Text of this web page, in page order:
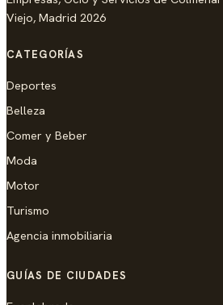
Viejo, Madrid 2026
CATEGORÍAS
Deportes
Belleza
Comer y Beber
Moda
Motor
Turismo
Agencia inmobiliaria
GUÍAS DE CIUDADES